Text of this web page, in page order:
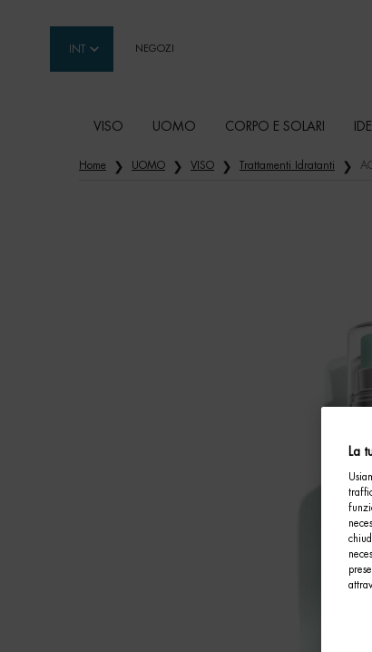
INT NEGOZI
VISO UOMO CORPO E SOLARI
Contenuto principale
Home UOMO VISO Trattamenti Idratanti
La